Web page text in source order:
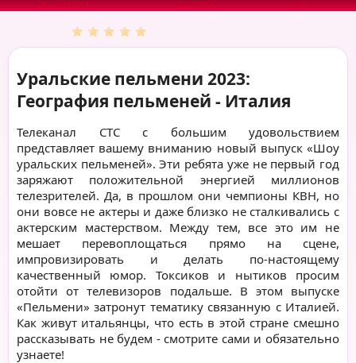
Уральские пельмени 2023:
География пельменей - Италия
Телеканал СТС с большим удовольствием
представляет вашему вниманию новый выпуск «Шоу
уральских пельменей». Эти ребята уже не первый год
заряжают положительной энергией миллионов
телезрителей. Да, в прошлом они чемпионы КВН, но
они вовсе не актеры и даже близко не сталкивались с
актерским мастерством. Между тем, все это им не
мешает перевоплощаться прямо на сцене,
импровизировать и делать по-настоящему
качественный юмор. Токсиков и нытиков просим
отойти от телевизоров подальше. В этом выпуске
«Пельмени» затронут тематику связанную с Италией.
Как живут итальянцы, что есть в этой стране смешно
рассказывать не будем - смотрите сами и обязательно
узнаете!